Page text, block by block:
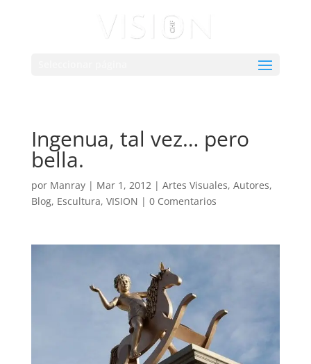
Ingenua, tal vez… pero
bella.
por Manray| Mar 1, 2012| Artes Visuales, Autores,
Blog, Escultura, VISION | 0 Comentarios